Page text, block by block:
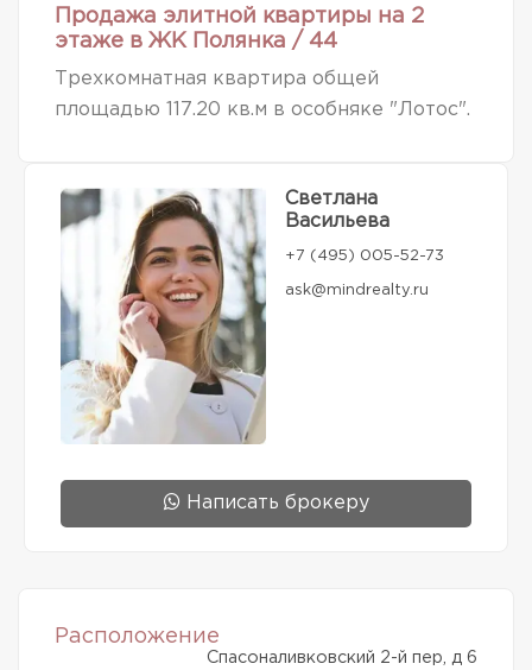
Продажа элитной квартиры на 2
этаже в ЖК Полянка / 44
Трехкомнатная квартира общей
площадью 117.20 кв.м в особняке "Лотос".
Светлана
Васильева
+7 (495) 005-52-73
ask@mindrealty.ru
Написать брокеру
Расположение
Спасоналивковский 2-й пер, д 6